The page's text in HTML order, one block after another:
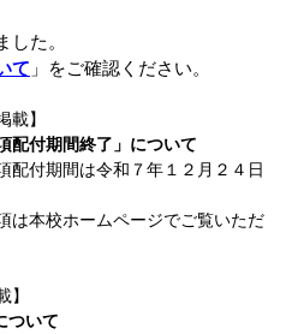
た。
て 」をご確認ください。
載】
配付期間終了」について
配付期間は令和７年１２月２４日
本校ホームページでご覧いただ
】
ついて